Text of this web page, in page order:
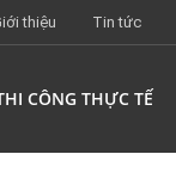
thiệu Tin tức
CÔNG THỰC TẾ